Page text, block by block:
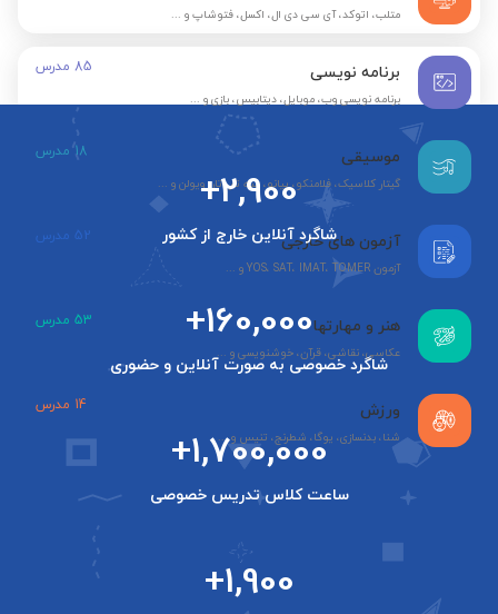
متلب، اتوکد، آی سی دی ال، اکسل، فتوشاپ و ...
برنامه نویسی
برنامه نویسی وب، موبایل، دیتابیس، بازی و ...
85 مدرس
موسیقی
گیتار کلاسیک، فلامنکو، پیانو، سه تار، تار، ویولن و ...
18 مدرس
آزمون های خارجی
آزمون YOS، SAT، IMAT، TOMER و ...
52 مدرس
هنر و مهارتها
عکاسی، نقاشی، قرآن، خوشنویسی و ...
53 مدرس
ورزش
شنا، بدنسازی، یوگا، شطرنج، تنیس و ...
14 مدرس
+2,900
شاگرد آنلاین خارج از کشور
+160,000
شاگرد خصوصی به صورت آنلاین و حضوری
+1,700,000
ساعت کلاس تدریس خصوصی
+1,900